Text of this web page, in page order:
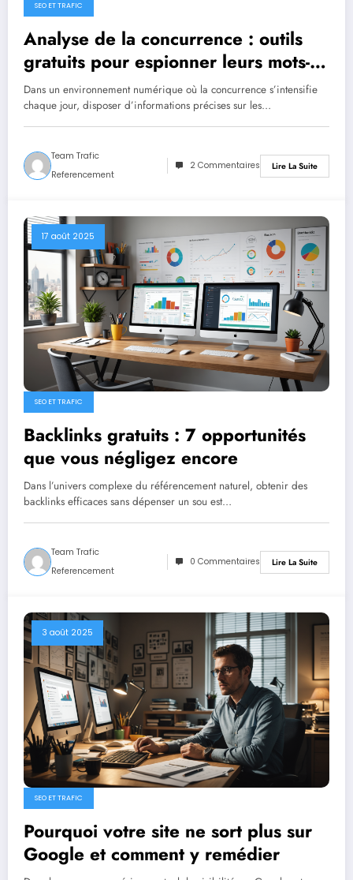
SEO ET TRAFIC
Analyse de la concurrence : outils
gratuits pour espionner leurs mots-
clés
Dans un environnement numérique où la concurrence s’intensifie
chaque jour, disposer d’informations précises sur les…
Team Trafic
Referencement
2 Commentaires Lire La Suite
17 août 2025
SEO ET TRAFIC
Backlinks gratuits : 7 opportunités
que vous négligez encore
Dans l’univers complexe du référencement naturel, obtenir des
backlinks efficaces sans dépenser un sou est…
Team Trafic
Referencement
0 Commentaires Lire La Suite
3 août 2025
SEO ET TRAFIC
Pourquoi votre site ne sort plus sur
Google et comment y remédier